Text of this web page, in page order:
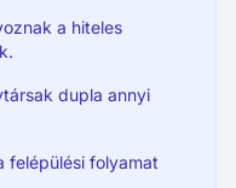
a hiteles
dupla annyi
felépülési folyamat